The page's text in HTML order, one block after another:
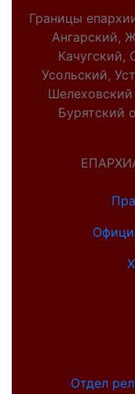
Границы
Ангарский,
Качугский,
Усольский,
Бурятский
Отдел